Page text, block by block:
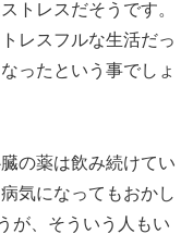
トレスだそうです。
レスフルな生活だっ
ったという事でしょ
の薬は飲み続けてい
気になってもおかし
が、そういう人もい